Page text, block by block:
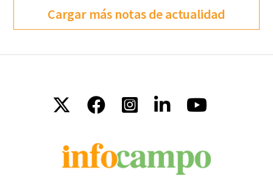
Cargar más notas de actualidad